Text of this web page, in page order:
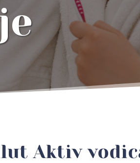
Aktiv